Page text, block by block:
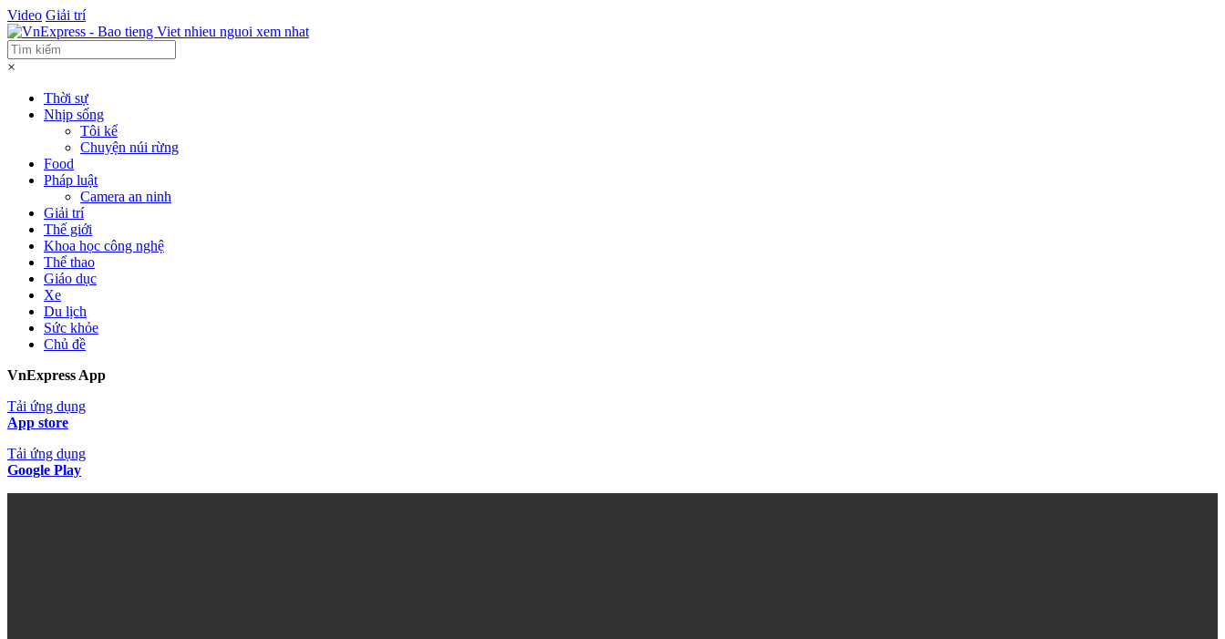
Video Giải trí
×
Thời sự
Nhịp sống
Tôi kể
Chuyện núi rừng
Food
Pháp luật
Camera an ninh
Giải trí
Thế giới
Khoa học công nghệ
Thể thao
Giáo dục
Xe
Du lịch
Sức khỏe
Chủ đề
VnExpress App
Tải ứng dụng
App store
Tải ứng dụng
Google Play